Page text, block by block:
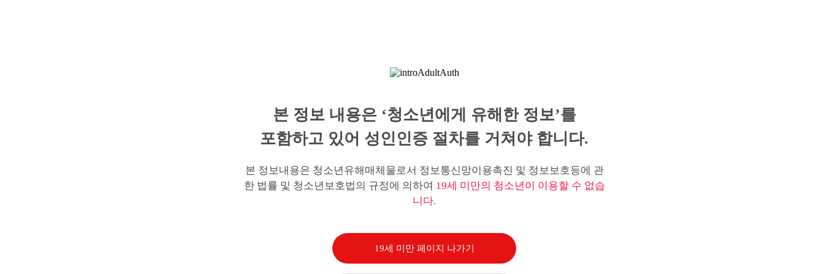
본 정보 내용은 ‘청소년에게 유해한 정보’를
포함하고 있어 성인인증 절차를 거쳐야 합니다.
본 정보내용은 청소년유해매체물로서 정보통신망이용촉진 및 정보보호등에 관
한 법률 및 청소년보호법의 규정에 의하여 19세 미만의 청소년이 이용할 수 없습
니다.
19세 미만 페이지 나가기